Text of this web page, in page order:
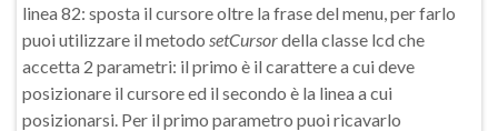
linea 82: sposta il cursore oltre la frase del menu, per farlo
puoi utilizzare il metodo setCursordella classe lcd che
accetta 2 parametri: il primo è il carattere a cui deve
posizionare il cursore ed il secondo è la linea a cui
posizionarsi. Per il primo parametro puoi ricavarlo